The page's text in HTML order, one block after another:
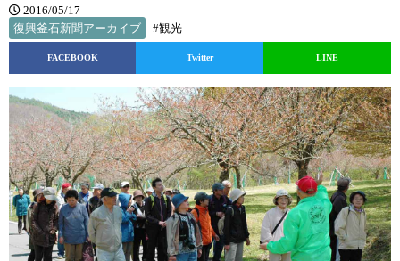
2016/05/17
復興釜石新聞アーカイブ
#観光
FACEBOOK Twitter LINE